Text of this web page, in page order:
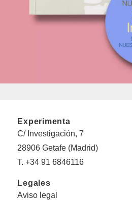
Experimenta
C/ Investigación, 7
28906 Getafe (Madrid)
T. +34 91 6846116
Legales
Aviso legal